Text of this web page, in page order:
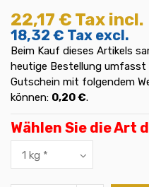
22,17 € Tax incl.
18,32 € Tax excl.
Beim Kauf dieses Artikels
heutige Bestellung umfasst
Gutschein mit folgendem
können: 0,20 €.
Wählen Sie die Art